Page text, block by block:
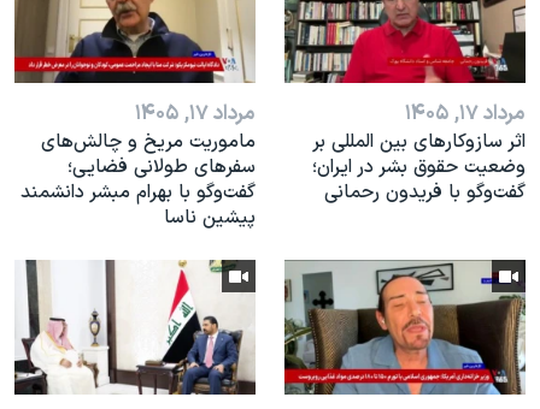
مرداد ۱۷, ۱۴۰۵
اثر ساز‌و‌کارهای بین المللی بر
وضعیت حقوق بشر در ایران؛
گفت‌وگو با فریدون رحمانی
مرداد ۱۷, ۱۴۰۵
ماموریت مریخ و چالش‌های
سفرهای طولانی فضایی؛
گفت‌وگو با بهرام مبشر دانشمند
پیشین ناسا